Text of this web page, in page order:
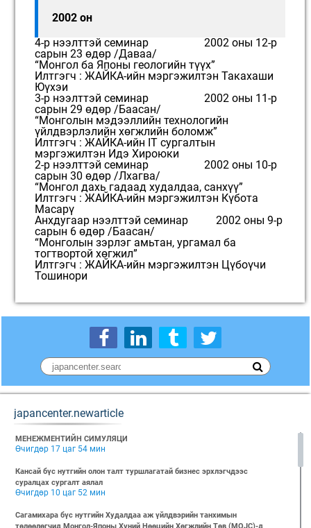
2002 oн
4-р нээлттэй семинар 2002 оны 12-р
сарын 23 өдөр /Даваа/
“Монгол ба Японы геологийн түүх”
Илтгэгч : ЖАЙКА-ийн мэргэжилтэн Такахаши
Юүхэи
3-р нээлттэй семинар 2002 оны 11-р
сарын 29 өдөр /Баасан/
“Монголын мэдээллийн технологийн
үйлдвэрлэлийн хөгжлийн боломж”
Илтгэгч : ЖАЙКА-ийн IT сургалтын
мэргэжилтэн Идэ Хироюки
2-р нээлттэй семинар 2002 оны 10-р
сарын 30 өдөр /Лхагва/
“Монгол дахь гадаад худалдаа, санхүү”
Илтгэгч : ЖАЙКА-ийн мэргэжилтэн Күбота
Масарү
Анхдугаар нээлттэй семинар 2002 оны 9-р
сарын 6 өдөр /Баасан/
“Монголын зэрлэг амьтан, ургамал ба
тогтвортой хөгжил”
Илтгэгч : ЖАЙКА-ийн мэргэжилтэн Цүбоүчи
Тошинори
japancenter.newarticle
МЕНЕЖМЕНТИЙН СИМУЛЯЦИ
Өчигдөр 17 цаг 54 мин
Кансай бүс нутгийн олон талт туршлагатай бизнес эрхлэгчдээс
суралцах сургалт аялал
Өчигдөр 10 цаг 52 мин
Сагамихара бүс нутгийн Худалдаа аж үйлдвэрийн танхимын